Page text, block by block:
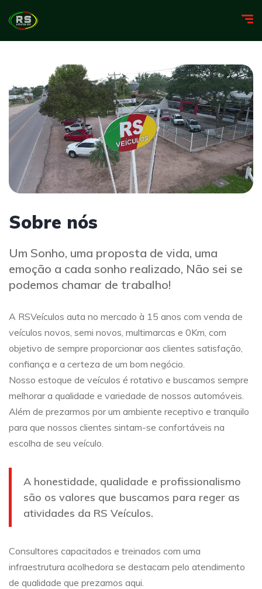
Sobre nós
Um Sonho, uma proposta de vida, uma
emoção a cada sonho realizado, Não sei se
podemos chamar de trabalho!
A RSVeículos auta no mercado à 15 anos com venda de
veículos novos, semi novos, multimarcas e 0Km, com
objetivo de sempre proporcionar aos clientes satisfação,
confiança e a certeza de um bom negócio.
Nosso estoque de veículos é rotativo e buscamos sempre
melhorar a qualidade e variedade de nossos automóveis.
Além de prezarmos por um ambiente receptivo e tranquilo
para que nossos clientes sintam-se confortáveis na
escolha de seu veículo.
A honestidade, qualidade e profissionalismo
são os valores que buscamos para reger as
atividades da RS Veículos.
Consultores capacitados e treinados com uma
infraestrutura acolhedora se destacam pelo atendimento
de qualidade que prezamos aqui.